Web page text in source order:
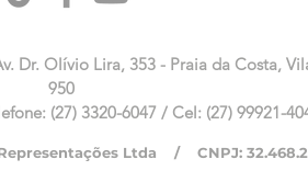
Dr. Olívio Lira, 353 - Praia da Costa,
950
(27) 3320-6047 / Cel: (27) 99921-
Ltda / CNPJ: